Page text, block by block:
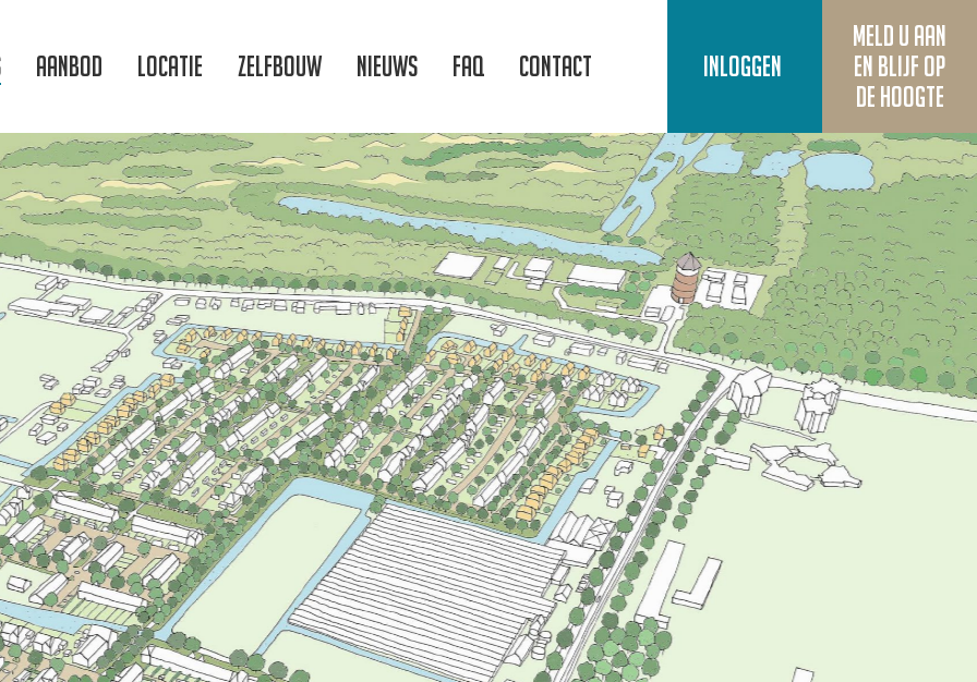
Aanbod Locatie Zelfbouw Nieuws FAQ Contact Inloggen
Meld u aan
en blijf op
de hoogte